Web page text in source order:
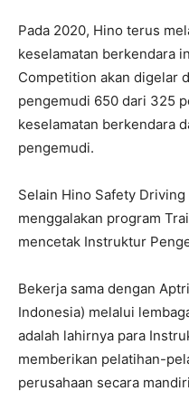
Pada 2020, Hino terus
keselamatan berkendara
Competition akan digelar
pengemudi 650 dari 325
keselamatan berkendara
pengemudi.
Selain Hino Safety
menggalakan program
mencetak Instruktur
Bekerja sama dengan
Indonesia) melalui
adalah lahirnya para
memberikan pelatihan-
perusahaan secara